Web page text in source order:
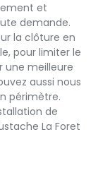
et
demande.
la clôture en
pour limiter le
une meilleure
aussi nous
périmètre.
de
La Foret